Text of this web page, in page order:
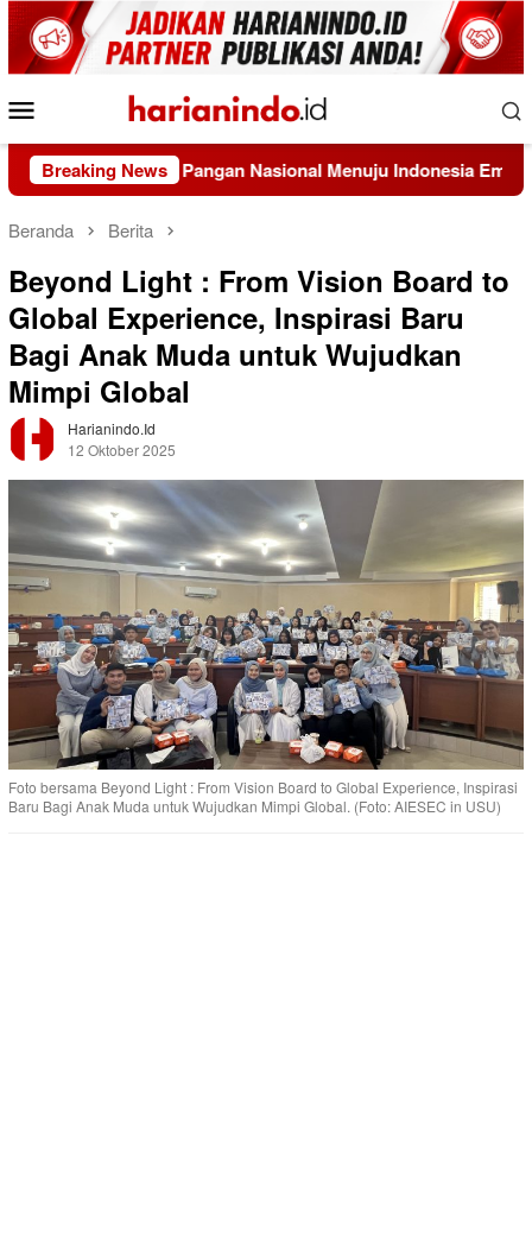
Loncat
ke
konten
Mobile
Breaking News
Sistem Pangan Nasional Menuju Indonesia Emas 2045
Beranda Berita
Beyond Light : From Vision Board to
Global Experience, Inspirasi Baru
Bagi Anak Muda untuk Wujudkan
Mimpi Global
Harianindo.id
12 Oktober 2025
Foto bersama Beyond Light : From Vision Board to Global Experience, Inspirasi
Baru Bagi Anak Muda untuk Wujudkan Mimpi Global. (Foto: AIESEC in USU)